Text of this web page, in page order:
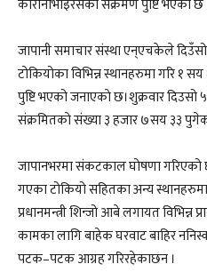
कोरोनाभाइरसको संक्रमण पुष्टि भएको छ
जापानी समाचार संस्था एन्एचकेले
टोकियोका विभिन्न स्थानहरुमा गरि १
पुष्टि भएको जनाएकाे छ।शुक्रवार दिउसो
संक्रमितकाे संख्या ३ हजार ७सय ३३
जापानभरमा संकटकाल घोषणा
गएका टोकियो सहितका अन्य
प्रधानमन्त्री शिन्जो आबे लगायत विभिन्न
कामका लागि बाहेक घरवाट बाहिर
पटक–पटक आग्रह गरिरहेकाछन ।